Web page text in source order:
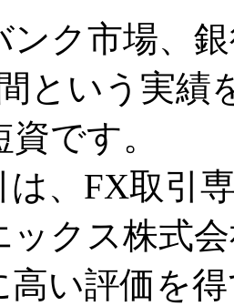
ンク市場、
という実績
です。
は、FX取引
ックス株式
高い評価を